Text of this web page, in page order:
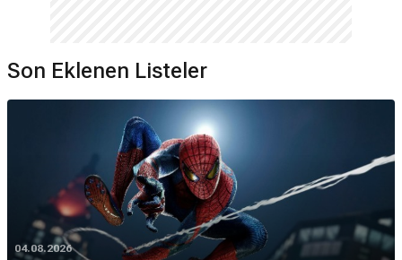
Son Eklenen Listeler
04.08.2026